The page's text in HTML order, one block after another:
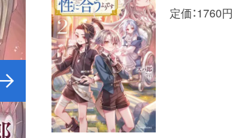
定価：1760円